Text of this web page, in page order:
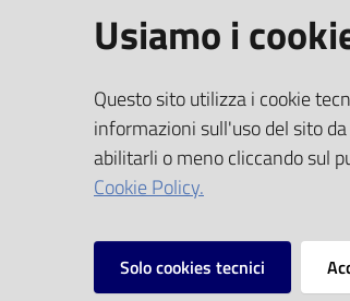
Italia
centralino: tel 0542.6026.36 fax
bim@comune.imola.bo.it
PEC
P.IVA 00523381200
C.F. 00794470377
Vai alla pagina
Usiamo i
Questo sito utilizza i cookie
informazioni sull'uso del sito
abilitarli o meno cliccando sul
Cookie Policy.
Solo cookies tecnici